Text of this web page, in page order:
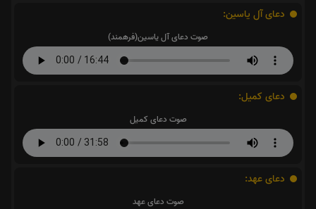
دعای آل یاسین:
صوت دعای آل یاسین(فرهمند)
دعای کمیل:
صوت دعای کمیل
دعای عهد:
صوت دعای عهد